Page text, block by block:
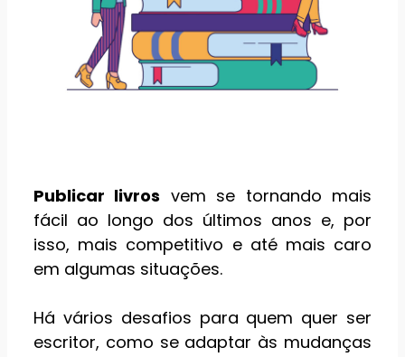
Publicar livros vem se tornando mais
fácil ao longo dos últimos anos e, por
isso, mais competitivo e até mais caro
em algumas situações.
Há vários desafios para quem quer ser
escritor, como se adaptar às mudanças